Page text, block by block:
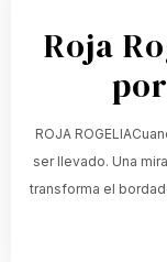
Roja
ROJA
ser llevado. Una
transforma el